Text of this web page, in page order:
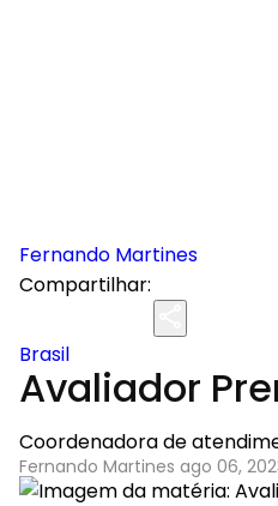
Fernando Martines
Compartilhar:
Brasil
Avaliador
Coordenadora de
Fernando Martines ago 06,